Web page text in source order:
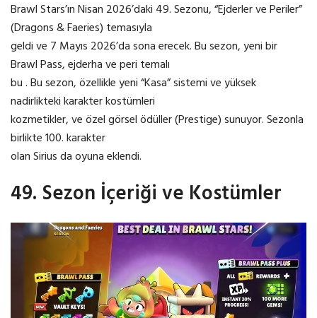
Brawl Stars’ın Nisan 2026’daki 49. Sezonu, “Ejderler ve Periler”
(Dragons & Faeries) temasıyla
geldi ve 7 Mayıs 2026’da sona erecek. Bu sezon, yeni bir
Brawl Pass, ejderha ve peri temalı
bu . Bu sezon, özellikle yeni “Kasa” sistemi ve yüksek
nadirlikteki karakter kostümleri
kozmetikler, ve özel görsel ödüller (Prestige) sunuyor. Sezonla
birlikte 100. karakter
olan Sirius da oyuna eklendi.
49. Sezon İçeriği ve Kostümler